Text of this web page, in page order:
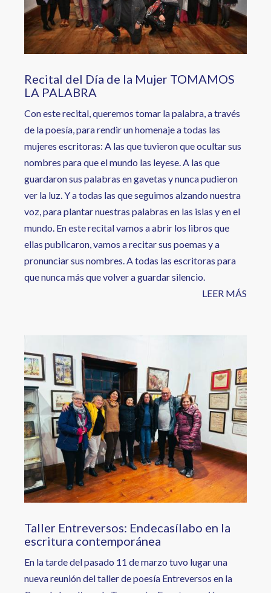
Recital del Día de la Mujer TOMAMOS
LA PALABRA
Con este recital, queremos tomar la palabra, a través
de la poesía, para rendir un homenaje a todas las
mujeres escritoras: A las que tuvieron que ocultar sus
nombres para que el mundo las leyese. A las que
guardaron sus palabras en gavetas y nunca pudieron
ver la luz. Y a todas las que seguimos alzando nuestra
voz, para plantar nuestras palabras en las islas y en el
mundo. En este recital vamos a abrir los libros que
ellas publicaron, vamos a recitar sus poemas y a
pronunciar sus nombres. A todas las escritoras para
que nunca más que volver a guardar silencio.
LEER MÁS
Taller Entreversos: Endecasílabo en la
escritura contemporánea
En la tarde del pasado 11 de marzo tuvo lugar una
nueva reunión del taller de poesía Entreversos en la